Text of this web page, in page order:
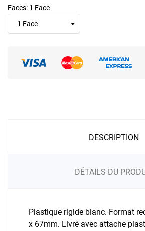
Faces: 1 Face
DESCRIPTION
DÉTAILS DU
Plastique rigide blanc. Format
x 67mm. Livré avec attache